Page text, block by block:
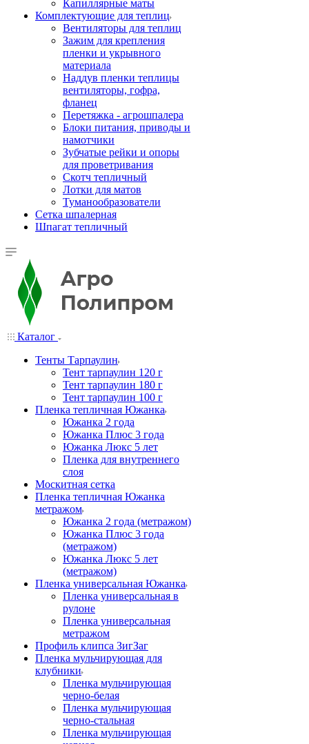
Капиллярные маты
Комплектующие для теплиц
Вентиляторы для теплиц
Зажим для крепления
пленки и укрывного
материала
Наддув пленки теплицы
вентиляторы, гофра,
фланец
Перетяжка - агрошпалера
Блоки питания, приводы и
намотчики
Зубчатые рейки и опоры
для проветривания
Скотч тепличный
Лотки для матов
Туманообразователи
Сетка шпалерная
Шпагат тепличный
Каталог
Тенты Тарпаулин
Тент тарпаулин 120 г
Тент тарпаулин 180 г
Тент тарпаулин 100 г
Пленка тепличная Южанка
Южанка 2 года
Южанка Плюс 3 года
Южанка Люкс 5 лет
Пленка для внутреннего
слоя
Москитная сетка
Пленка тепличная Южанка
метражом
Южанка 2 года (метражом)
Южанка Плюс 3 года
(метражом)
Южанка Люкс 5 лет
(метражом)
Пленка универсальная Южанка
Пленка универсальная в
рулоне
Пленка универсальная
метражом
Профиль клипса ЗигЗаг
Пленка мульчирующая для
клубники
Пленка мульчирующая
черно-белая
Пленка мульчирующая
черно-стальная
Пленка мульчирующая